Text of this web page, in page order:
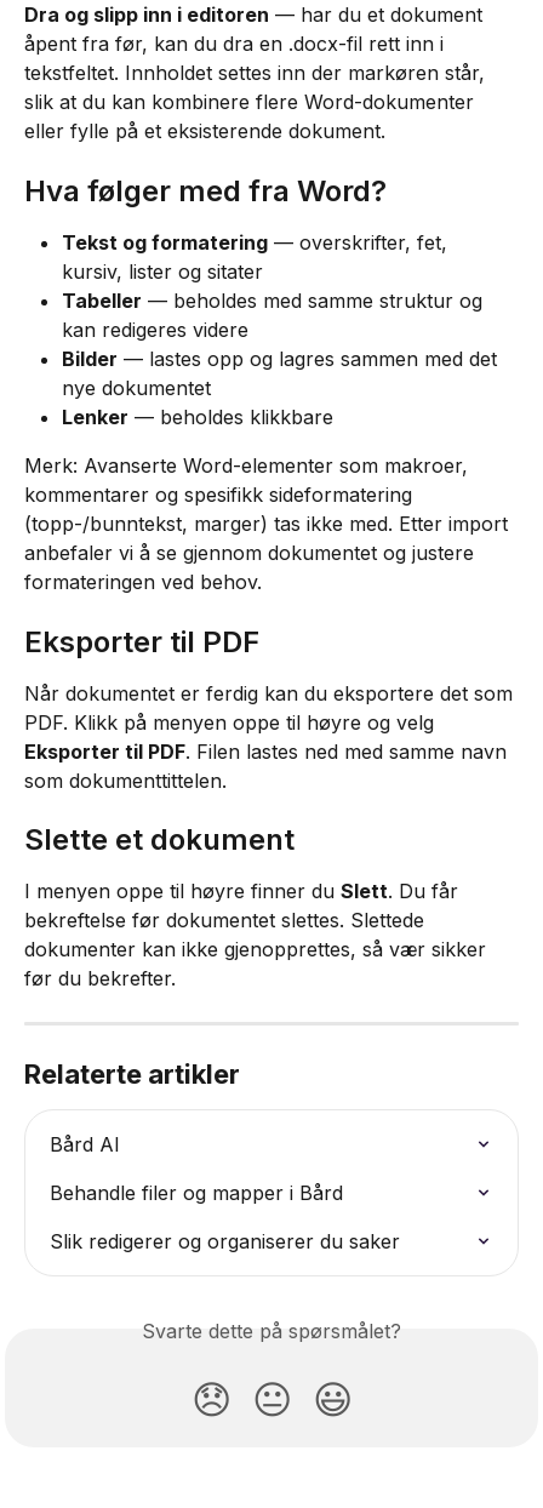
Dra og slipp inn i editoren — har du et dokument
åpent fra før, kan du dra en .docx-fil rett inn i
tekstfeltet. Innholdet settes inn der markøren står,
slik at du kan kombinere flere Word-dokumenter
eller fylle på et eksisterende dokument.
Hva følger med fra Word?
Tekst og formatering — overskrifter, fet,
kursiv, lister og sitater
Tabeller — beholdes med samme struktur og
kan redigeres videre
Bilder — lastes opp og lagres sammen med det
nye dokumentet
Lenker — beholdes klikkbare
Merk: Avanserte Word-elementer som makroer,
kommentarer og spesifikk sideformatering
(topp-/bunntekst, marger) tas ikke med. Etter import
anbefaler vi å se gjennom dokumentet og justere
formateringen ved behov.
Eksporter til PDF
Når dokumentet er ferdig kan du eksportere det som
PDF. Klikk på menyen oppe til høyre og velg
Eksporter til PDF. Filen lastes ned med samme navn
som dokumenttittelen.
Slette et dokument
I menyen oppe til høyre finner du Slett. Du får
bekreftelse før dokumentet slettes. Slettede
dokumenter kan ikke gjenopprettes, så vær sikker
før du bekrefter.
Relaterte artikler
Bård AI
Behandle filer og mapper i Bård
Slik redigerer og organiserer du saker
Svarte dette på spørsmålet?
😞 😐 😃